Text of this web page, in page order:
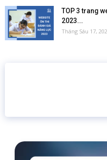
TOP 3 trang
2023...
Tháng Sáu 17,